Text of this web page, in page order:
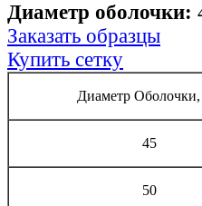
Диаметр оболочки:
Заказать образцы
Купить сетку
Диаметр
45
50